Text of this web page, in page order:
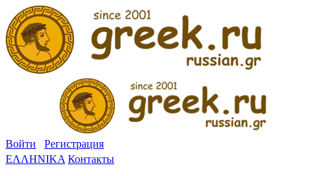
Войти
Регистрация
ΕΛΛΗΝΙΚΑ Контакты